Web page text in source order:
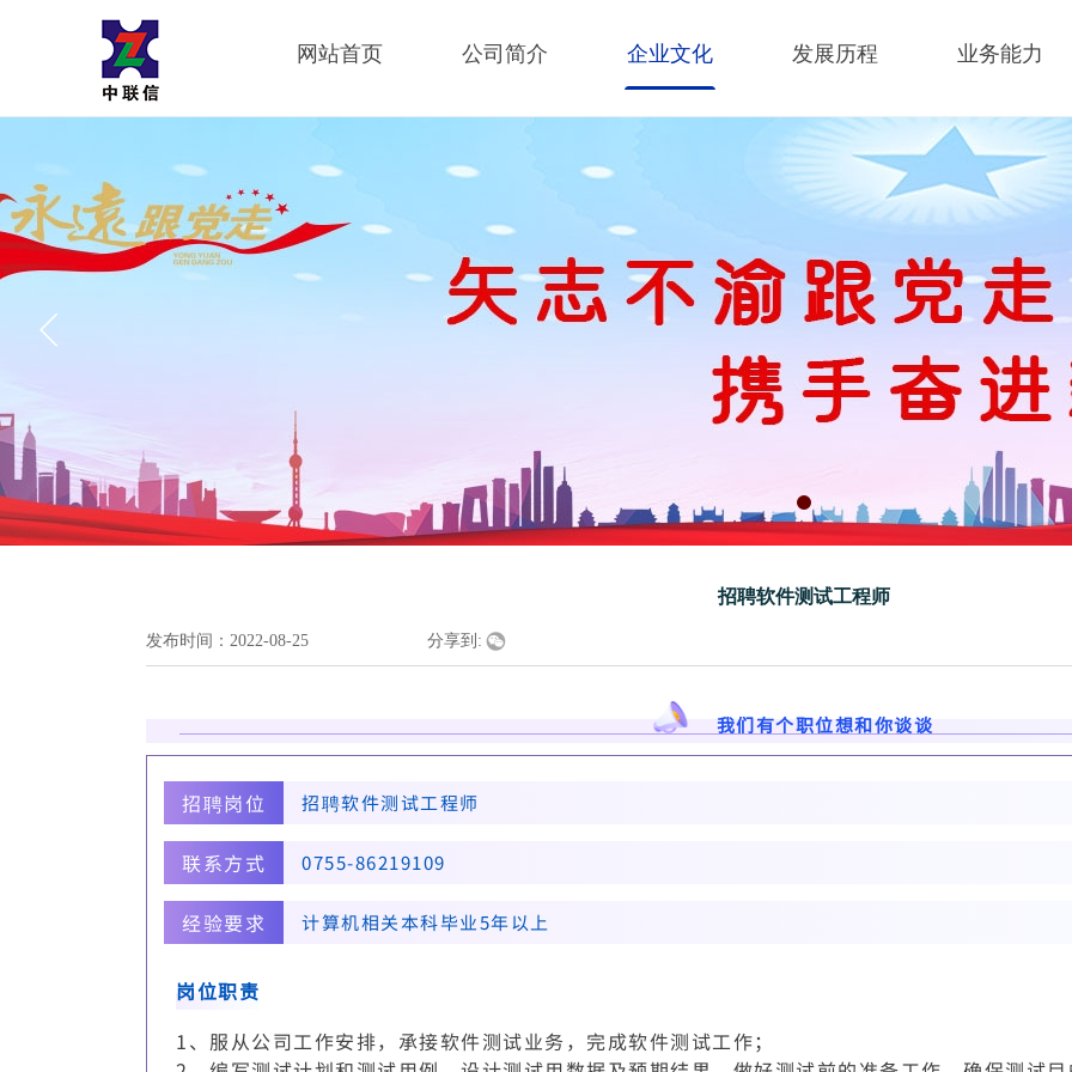
网站首页 公司简介 企业文化 发展历程 业务能力
招聘软件测试工程师
发布时间： 2022-08-25 分享到:
我们有个职位想和你谈谈
招聘岗位 招聘软件测试工程师
联系方式 0755-86219109
经验要求 计算机相关本科毕业5年以上
岗位职责
1、服从公司工作安排，承接软件测试业务，完成软件测试工作；